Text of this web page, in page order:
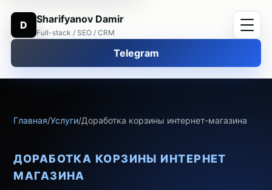
D Sharifyanov Damir
Full-stack / SEO / CRM
Telegram
Главная/Услуги/Доработка корзины интернет-магазина
ДОРАБОТКА КОРЗИНЫ ИНТЕРНЕТ
МАГАЗИНА